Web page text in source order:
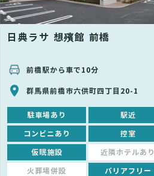
日典ラサ 想殯館 前橋
前橋駅から車で10分
群馬県前橋市六供町四丁目20-1
駐車場あり 駅近
コンビニあり 控室
仮眠施設 近隣ホテルあり
火葬場併設 バリアフリー